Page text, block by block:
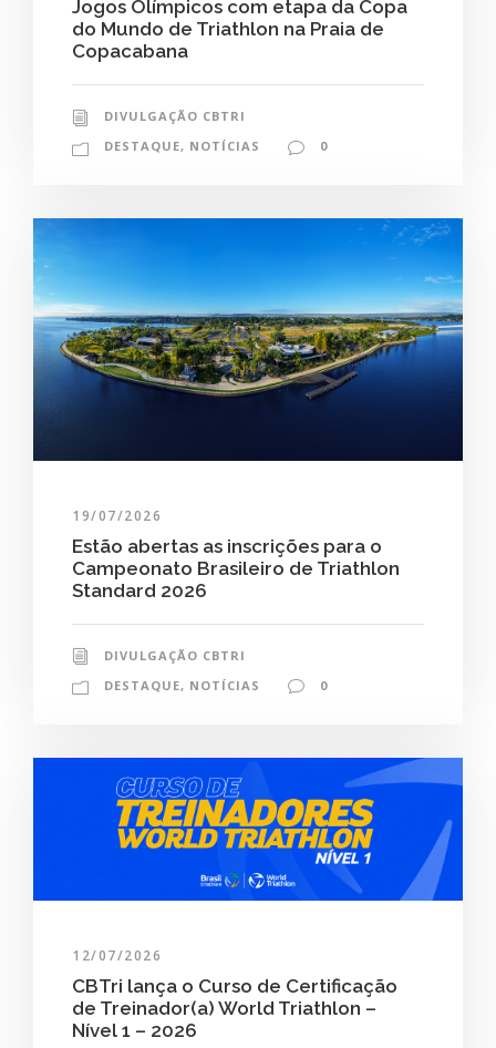
Jogos Olímpicos com etapa da Copa
do Mundo de Triathlon na Praia de
Copacabana
DIVULGAÇÃO CBTRI
DESTAQUE, NOTÍCIAS 0
19/07/2026
Estão abertas as inscrições para o
Campeonato Brasileiro de Triathlon
Standard 2026
DIVULGAÇÃO CBTRI
DESTAQUE, NOTÍCIAS 0
12/07/2026
CBTri lança o Curso de Certificação
de Treinador(a) World Triathlon –
Nível 1 – 2026